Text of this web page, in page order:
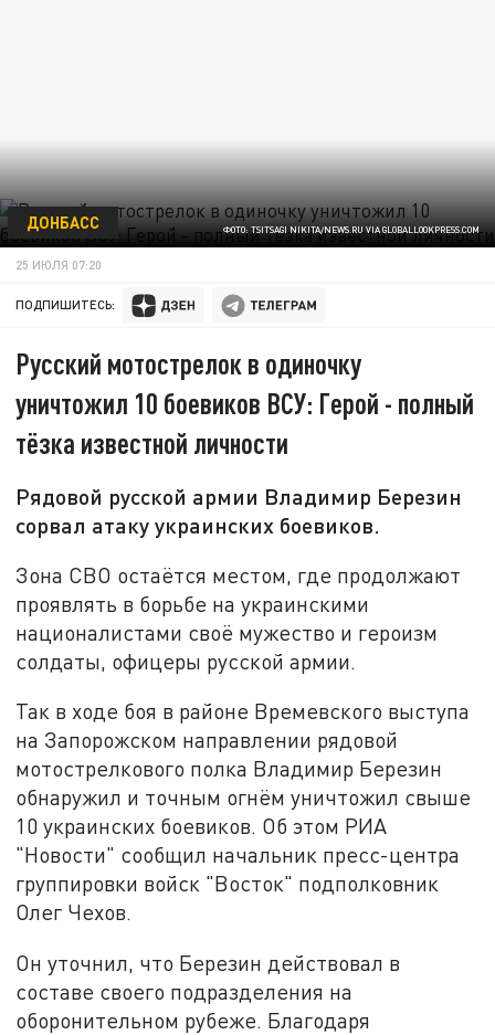
ФОТО: TSITSAGI NIKITA/NEWS.RU VIA GLOBALLOOKPRESS.COM
ДОНБАСС
25 ИЮЛЯ 07:20
ПОДПИШИТЕСЬ:
Русский мотострелок в одиночку
уничтожил 10 боевиков ВСУ: Герой - полный
тёзка известной личности
Рядовой русской армии Владимир Березин
сорвал атаку украинских боевиков.
Зона СВО остаётся местом, где продолжают
проявлять в борьбе на украинскими
националистами своё мужество и героизм
солдаты, офицеры русской армии.
Так в ходе боя в районе Времевского выступа
на Запорожском направлении рядовой
мотострелкового полка Владимир Березин
обнаружил и точным огнём уничтожил свыше
10 украинских боевиков. Об этом РИА
"Новости" сообщил начальник пресс-центра
группировки войск "Восток" подполковник
Олег Чехов.
Он уточнил, что Березин действовал в
составе своего подразделения на
оборонительном рубеже. Благодаря